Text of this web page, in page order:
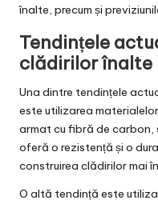
înalte, precum și
Tendințele
clădirilor înalte
Una dintre tendințele
este utilizarea
armat cu fibră de carbon,
oferă o rezistență și o
construirea clădirilor mai
O altă tendință este